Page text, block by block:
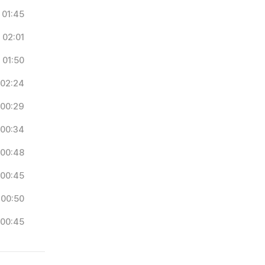
01:45
02:01
01:50
02:24
00:29
00:34
00:48
00:45
00:50
00:45